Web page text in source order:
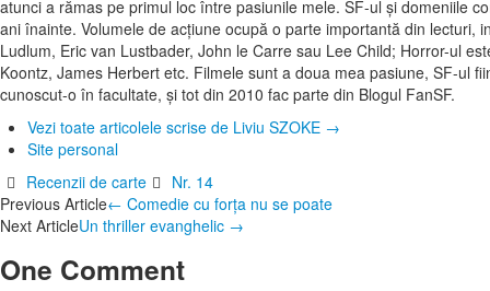
atunci a rămas pe primul loc între pasiunile mele. SF-ul și domeniile
ani înainte. Volumele de acțiune ocupă o parte importantă din
Ludlum, Eric van Lustbader, John le Carre sau Lee Child; Horror-ul
Koontz, James Herbert etc. Filmele sunt a doua mea pasiune, SF-ul
cunoscut-o în facultate, și tot din 2010 fac parte din Blogul FanSF.
Vezi toate articolele scrise de Liviu SZOKE →
Site personal
Recenzii de carte
Nr. 14
Post
navigation
Previous Article← Comedie cu forţa nu se poate
Next ArticleUn thriller evanghelic →
One Comment